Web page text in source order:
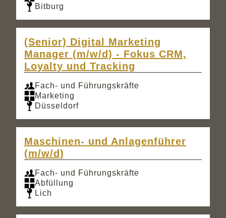
Bitburg
(Senior) Digital Marketing
Manager (m/w/d) - Fokus CRM,
Loyalty und Tracking
Fach- und Führungskräfte
Marketing
Düsseldorf
Maschinen- und Anlagenführer
(m/w/d)
Fach- und Führungskräfte
Abfüllung
Lich